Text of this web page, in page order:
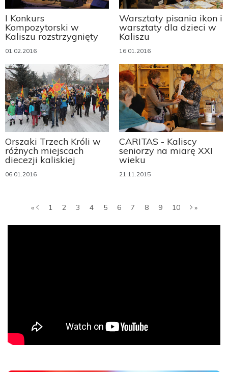
I Konkurs
Kompozytorski w
Kaliszu rozstrzygnięty
01.02.2016
Warsztaty pisania ikon i
warsztaty dla dzieci w
Kaliszu
16.01.2016
Orszaki Trzech Króli w
różnych miejscach
diecezji kaliskiej
06.01.2016
CARITAS - Kaliscy
seniorzy na miarę XXI
wieku
21.11.2015
« 1 2 3 4 5 6 7 8 9 10 »